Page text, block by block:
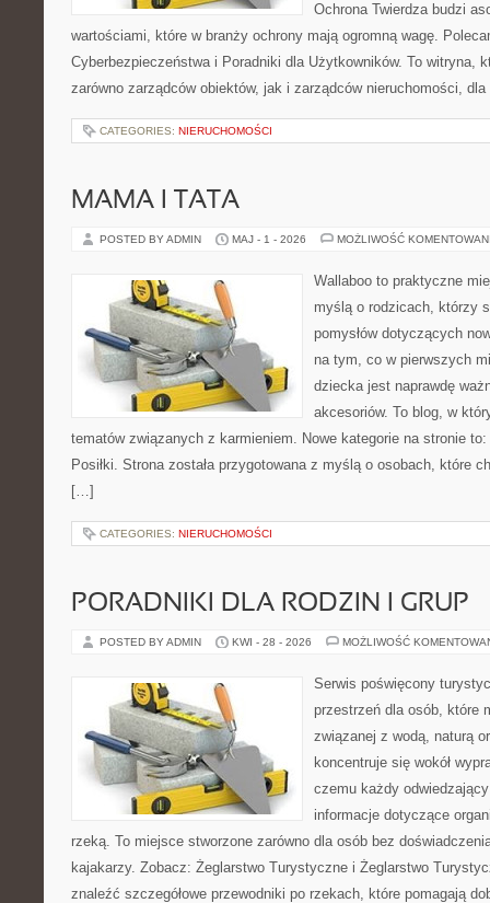
Ochrona Twierdza budzi
wartościami, które w branży ochrony mają ogromną wagę.
Cyberbezpieczeństwa i Poradniki dla Użytkowników. To witryna,
zarówno zarządców obiektów, jak i zarządców nieruchomości,
CATEGORIES: NIERUCHOMOŚCI
MAMA I TATA
POSTED BY ADMIN MAJ - 1 - 2026 MOŻLIWOŚĆ
Wallaboo to praktyczne
myślą o rodzicach, którzy
pomysłów dotyczących
na tym, co w pierwszych
dziecka jest naprawdę
akcesoriów. To blog, w
tematów związanych z karmieniem. Nowe kategorie na stronie
Posiłki. Strona została przygotowana z myślą o osobach, które
[…]
CATEGORIES: NIERUCHOMOŚCI
PORADNIKI DLA RODZIN I GRUP
POSTED BY ADMIN KWI - 28 - 2026 MOŻLIWOŚĆ
Serwis poświęcony
przestrzeń dla osób, które
związanej z wodą, naturą
koncentruje się wokół
czemu każdy
informacje dotyczące
rzeką. To miejsce stworzone zarówno dla osób bez
kajakarzy. Zobacz: Żeglarstwo Turystyczne i Żeglarstwo
znaleźć szczegółowe przewodniki po rzekach, które pomagają